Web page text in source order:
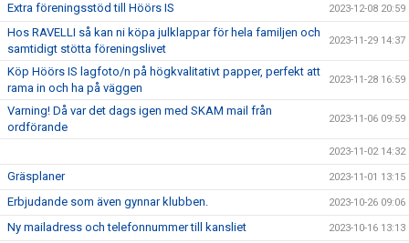
Extra föreningsstöd till Höörs IS 2023-12-08 20:59
Hos RAVELLI så kan ni köpa julklappar för hela familjen och
samtidigt stötta föreningslivet
2023-11-29 14:37
Köp Höörs IS lagfoto/n på högkvalitativt papper, perfekt att
rama in och ha på väggen
2023-11-28 16:59
Varning! Då var det dags igen med SKAM mail från
ordförande
2023-11-06 09:59
2023-11-02 14:32
Gräsplaner 2023-11-01 13:15
Erbjudande som även gynnar klubben. 2023-10-26 09:06
Ny mailadress och telefonnummer till kansliet 2023-10-16 13:13